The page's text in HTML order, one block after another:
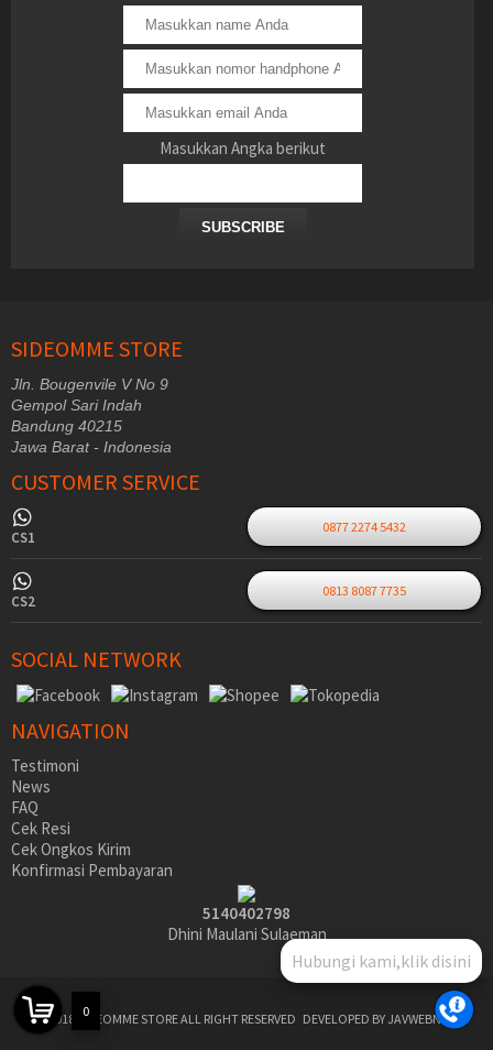
Hubungi kami,klik disini
0
Masukkan Angka berikut
SUBSCRIBE
SIDEOMME STORE
Jln. Bougenvile V No 9
Gempol Sari Indah
Bandung 40215
Jawa Barat - Indonesia
CUSTOMER SERVICE
CS1
0877 2274 5432
CS2
0813 8087 7735
SOCIAL NETWORK
NAVIGATION
Testimoni
News
FAQ
Cek Resi
Cek Ongkos Kirim
Konfirmasi Pembayaran
5140402798
Dhini Maulani Sulaeman
©2018 SIDEOMME STORE ALL RIGHT RESERVED DEVELOPED BY JAVWEBNET